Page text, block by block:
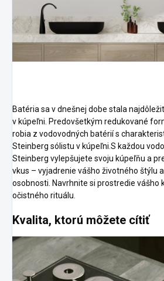
Batéria sa v dnešnej dobe stala
v kúpeľni. Predovšetkým redukované
robia z vodovodných batérií s
Steinberg sólistu v kúpeľni.S každou
Steinberg vylepšujete svoju kúpeľňu a
vkus – vyjadrenie vášho životného štýlu
osobnosti. Navrhnite si prostredie vášho
očistného rituálu.
Kvalita, ktorú môžete cítiť